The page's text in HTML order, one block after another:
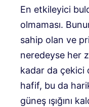
En etkileyici
olmaması.
sahip olan ve
neredeyse her
kadar da çekici
hafif, bu da
güneş ışığını